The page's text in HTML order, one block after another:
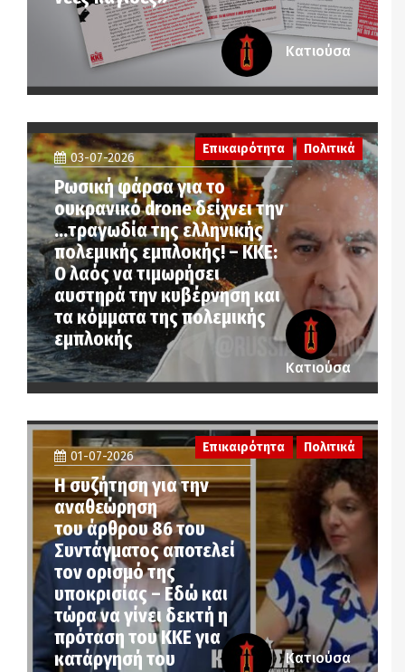
Κατιούσα
Επικαιρότητα Πολιτικά
03-07-2026
Ρωσική φάρσα για το
ουκρανικό drone δείχνει την
…τραγωδία της ελληνικής
πολεμικής εμπλοκής! – ΚΚΕ:
Ο λαός να τιμωρήσει
αυστηρά την κυβέρνηση και
τα κόμματα της πολεμικής
εμπλοκής
Κατιούσα
01-07-2026
Η συζήτηση για την
αναθεώρηση
του άρθρου 86 του
Συντάγματος αποτελεί
τον ορισμό της
υποκρισίας – Εδώ και
τώρα να γίνει δεκτή η
πρόταση του ΚΚΕ για
κατάργησή του
Επικαιρότητα Πολιτικά
Κατιούσα